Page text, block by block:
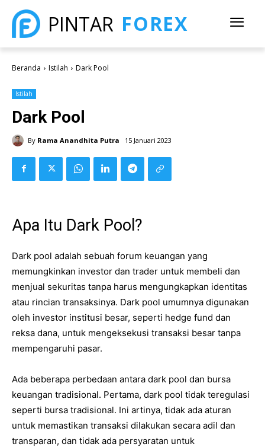
PINTAR FOREX
Beranda Istilah Dark Pool
Istilah
Dark Pool
By Rama Anandhita Putra 15 Januari 2023
Apa Itu Dark Pool?
Dark pool adalah sebuah forum keuangan yang
memungkinkan investor dan trader untuk membeli dan
menjual sekuritas tanpa harus mengungkapkan identitas
atau rincian transaksinya. Dark pool umumnya digunakan
oleh investor institusi besar, seperti hedge fund dan
reksa dana, untuk mengeksekusi transaksi besar tanpa
mempengaruhi pasar.
Ada beberapa perbedaan antara dark pool dan bursa
keuangan tradisional. Pertama, dark pool tidak teregulasi
seperti bursa tradisional. Ini artinya, tidak ada aturan
untuk memastikan transaksi dilakukan secara adil dan
transparan, dan tidak ada persyaratan untuk